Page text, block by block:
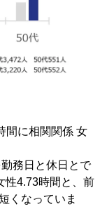
間に相関関係 女
務日と休日とで
性4.73時間と、前
くなっていま